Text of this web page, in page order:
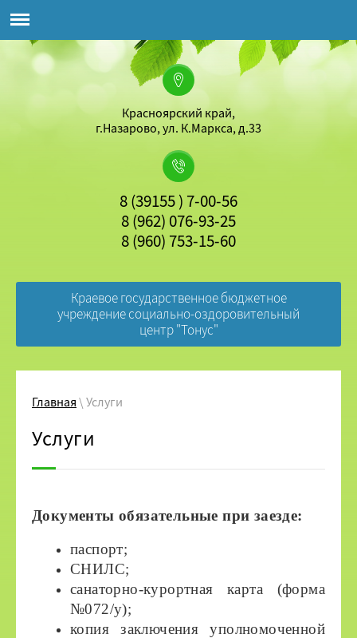
Красноярский край,
г.Назарово, ул. К.Маркса, д.33
8 (39155 ) 7-00-56
8 (962) 076-93-25
8 (960) 753-15-60
Краевое государственное бюджетное
учреждение социально-оздоровительный
центр "Тонус"
Главная\ Услуги
Услуги
Документы обязательные при заезде:
паспорт;
СНИЛС;
санаторно-курортная карта (форма
№072/у);
копия заключения уполномоченной